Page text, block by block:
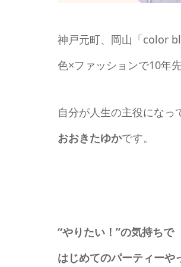
神戸元町、岡山「color
色×ファッションで10年
自分が人生の主役になっ
おおきたゆかです。
“やりたい！”の気持ちで
はじめてのパーティー